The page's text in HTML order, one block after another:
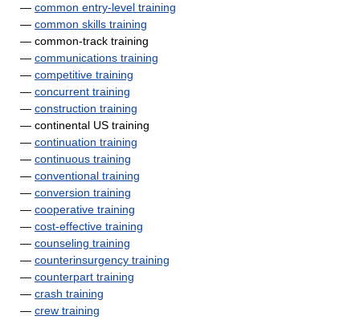
— common entry-level training
— common skills training
— common-track training
— communications training
— competitive training
— concurrent training
— construction training
— continental US training
— continuation training
— continuous training
— conventional training
— conversion training
— cooperative training
— cost-effective training
— counseling training
— counterinsurgency training
— counterpart training
— crash training
— crew training